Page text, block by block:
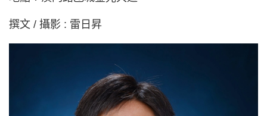
撰文 / 攝影 : 雷日昇